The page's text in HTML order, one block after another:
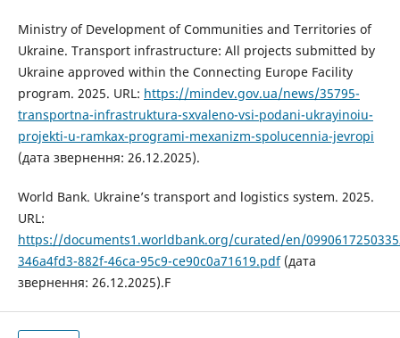
Ministry of Development of Communities and Territories of
Ukraine. Transport infrastructure: All projects submitted by
Ukraine approved within the Connecting Europe Facility
program. 2025. URL: https://mindev.gov.ua/news/35795-
transportna-infrastruktura-sxvaleno-vsi-podani-ukrayinoiu-
projekti-u-ramkax-programi-mexanizm-spolucennia-jevropi
(дата звернення: 26.12.2025).
World Bank. Ukraine’s transport and logistics system. 2025.
URL:
https://documents1.worldbank.org/curated/en/
346a4fd3-882f-46ca-95c9-ce90c0a71619.pdf(дата
звернення: 26.12.2025).F